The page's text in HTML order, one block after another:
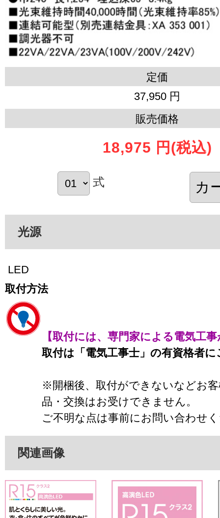
定価
37,950 円
販売価格
18,975 円 (税込)
式
光源
LED
取付方法
【取付には、専門家による電気工
取付は「電気工事士」の有資格者
※開梱後、取付ができないなどお
品・交換はお受けできません。
ご不明な点は事前にお問い合わせ
関連画像